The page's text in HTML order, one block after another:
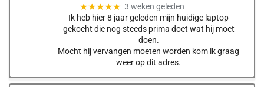
★★★★★ 3 weken geleden
Ik heb hier 8 jaar geleden mijn huidige laptop
gekocht die nog steeds prima doet wat hij moet
doen.
Mocht hij vervangen moeten worden kom ik graag
weer op dit adres.